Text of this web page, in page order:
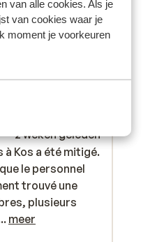
van alle cookies. Als je
van cookies waar je
moment je voorkeuren
2 weken geleden
à Kos a été mitigé.
le personnel
trouvé une
plusieurs
heures
espace
à Kos a été mitigé.
le personnel
trouvé une
plusieurs
meer